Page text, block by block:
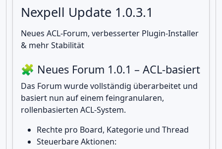
Nexpell Update 1.0.3.1
Neues ACL-Forum, verbesserter Plugin-Installer
& mehr Stabilität
🧩 Neues Forum 1.0.1 – ACL-basiert
Das Forum wurde vollständig überarbeitet und
basiert nun auf einem feingranularen,
rollenbasierten ACL-System.
Rechte pro Board, Kategorie und Thread
Steuerbare Aktionen: